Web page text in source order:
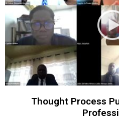
Thought Process